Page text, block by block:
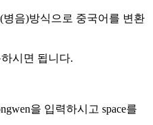
병음)방식으로 중국어를 변환
시면 됩니다.
을 입력하시고 space를